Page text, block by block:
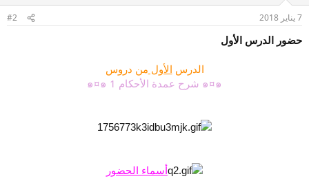
7 يناير 2018 #2
حضور الدرس الأول
الدرس الأول من دروس
๑¤๑ شرح عمدة الأحكام 1 ๑¤๑
أسماء الحضور